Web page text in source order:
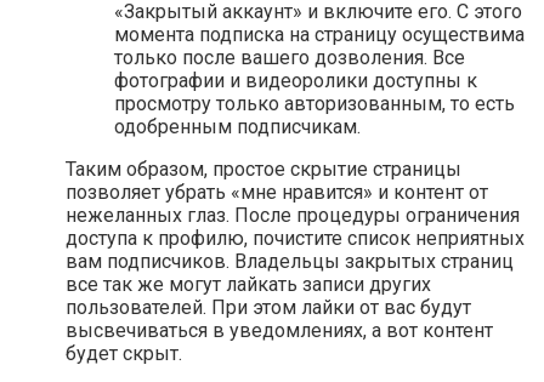
«Закрытый аккаунт» и включите его. С этого
момента подписка на страницу осуществима
только после вашего дозволения. Все
фотографии и видеоролики доступны к
просмотру только авторизованным, то есть
одобренным подписчикам.
Таким образом, простое скрытие страницы
позволяет убрать «мне нравится» и контент от
нежеланных глаз. После процедуры ограничения
доступа к профилю, почистите список неприятных
вам подписчиков. Владельцы закрытых страниц
все так же могут лайкать записи других
пользователей. При этом лайки от вас будут
высвечиваться в уведомлениях, а вот контент
будет скрыт.